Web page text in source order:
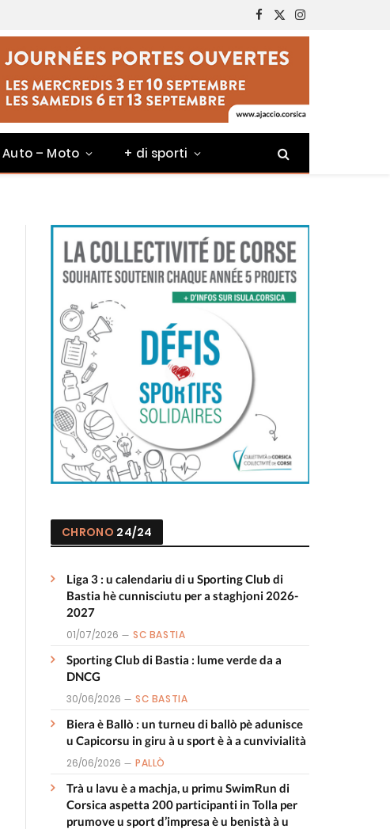
Facebook
X
(Twitter)
Instagram
Auto – Moto + di sporti
CHRONO 24/24
Liga 3 : u calendariu di u Sporting Club di
Bastia hè cunnisciutu per a staghjoni 2026-
2027
01/07/2026 SC BASTIA
Sporting Club di Bastia : lume verde da a
DNCG
30/06/2026 SC BASTIA
Biera è Ballò : un turneu di ballò pè adunisce
u Capicorsu in giru à u sport è à a cunvivialità
26/06/2026 PALLÒ
Trà u lavu è a machja, u primu SwimRun di
Corsica aspetta 200 participanti in Tolla per
prumove u sport d’impresa è u benistà à u